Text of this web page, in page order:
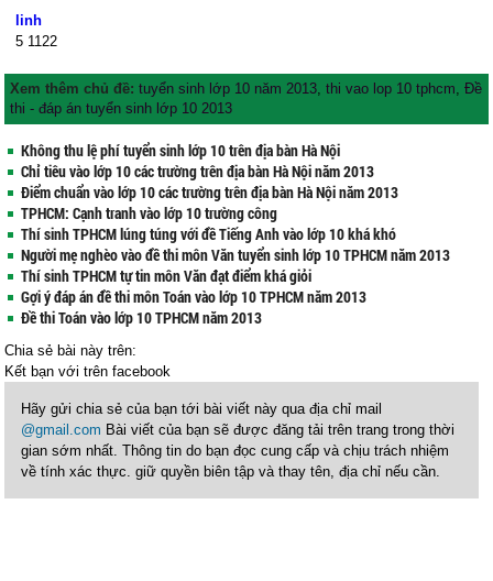
linh
5 1122
Xem thêm chủ đề:tuyển sinh lớp 10 năm 2013 ,thi vao lop 10 tphcm ,Đề
thi - đáp án tuyển sinh lớp 10 2013
Không thu lệ phí tuyển sinh lớp 10 trên địa bàn Hà Nội
Chỉ tiêu vào lớp 10 các trường trên địa bàn Hà Nội năm 2013
Điểm chuẩn vào lớp 10 các trường trên địa bàn Hà Nội năm 2013
TPHCM: Cạnh tranh vào lớp 10 trường công
Thí sinh TPHCM lúng túng với đề Tiếng Anh vào lớp 10 khá khó
Người mẹ nghèo vào đề thi môn Văn tuyển sinh lớp 10 TPHCM năm 2013
Thí sinh TPHCM tự tin môn Văn đạt điểm khá giỏi
Gợi ý đáp án đề thi môn Toán vào lớp 10 TPHCM năm 2013
Đề thi Toán vào lớp 10 TPHCM năm 2013
Chia sẻ bài này trên:
Kết bạn vớitrên facebook
Hãy gửi chia sẻ của bạn tới bài viết này qua địa chỉ mail
@gmail.com Bài viết của bạn sẽ được đăng tải trên trang trong thời
gian sớm nhất. Thông tin do bạn đọc cung cấp và chịu trách nhiệm
về tính xác thực. giữ quyền biên tập và thay tên, địa chỉ nếu cần.